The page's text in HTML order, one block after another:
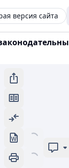
версия сайта